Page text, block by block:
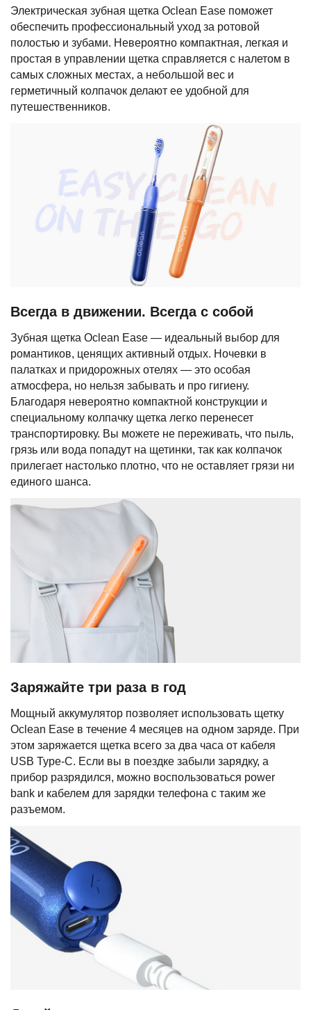
Электрическая зубная щетка Oclean Ease поможет
обеспечить профессиональный уход за ротовой
полостью и зубами. Невероятно компактная, легкая и
простая в управлении щетка справляется с налетом в
самых сложных местах, а небольшой вес и
герметичный колпачок делают ее удобной для
путешественников.
Всегда в движении. Всегда с собой
Зубная щетка Oclean Ease — идеальный выбор для
романтиков, ценящих активный отдых. Ночевки в
палатках и придорожных отелях — это особая
атмосфера, но нельзя забывать и про гигиену.
Благодаря невероятно компактной конструкции и
специальному колпачку щетка легко перенесет
транспортировку. Вы можете не переживать, что пыль,
грязь или вода попадут на щетинки, так как колпачок
прилегает настолько плотно, что не оставляет грязи ни
единого шанса.
Заряжайте три раза в год
Мощный аккумулятор позволяет использовать щетку
Oclean Ease в течение 4 месяцев на одном заряде. При
этом заряжается щетка всего за два часа от кабеля
USB Type-C. Если вы в поездке забыли зарядку, а
прибор разрядился, можно воспользоваться power
bank и кабелем для зарядки телефона с таким же
разъемом.